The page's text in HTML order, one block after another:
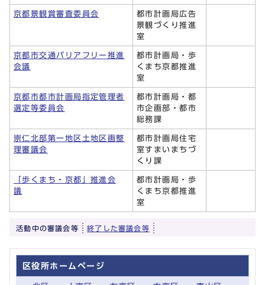
京都景観賞審査委員会
都市計画局広告
景観づくり推進
室
京都市交通バリアフリー推進
会議
都市計画局・歩
くまち京都推進
室
京都市都市計画局指定管理者
選定等委員会
都市計画局・都
市企画部・都市
総務課
崇仁北部第一地区土地区画整
理審議会
都市計画局住宅
室すまいまちづ
くり課
「歩くまち・京都」推進会
議
都市計画局・歩
くまち京都推進
室
活動中の審議会等 終了した審議会等
区役所ホームページ